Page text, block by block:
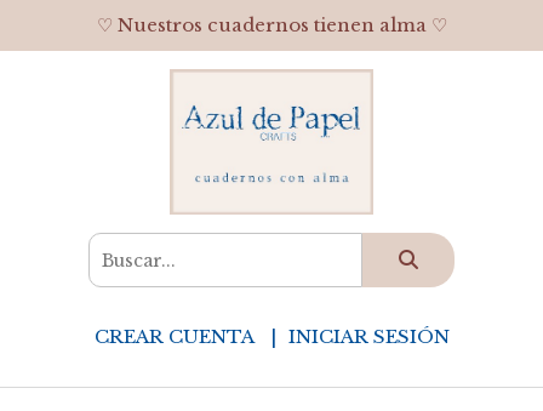
♡ Nuestros cuadernos tienen alma ♡
CREAR CUENTA INICIAR SESIÓN